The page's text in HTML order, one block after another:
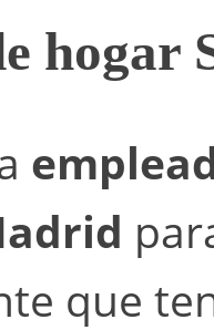
hogar
que